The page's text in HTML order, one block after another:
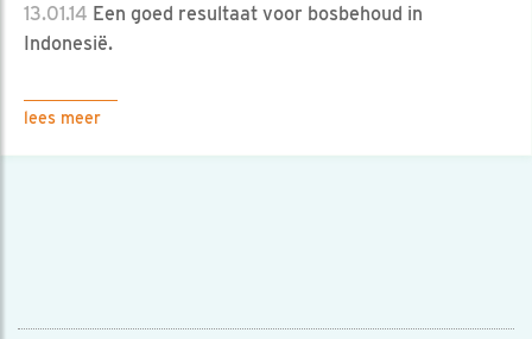
13.01.14 Een goed resultaat voor bosbehoud in
Indonesië.
lees meer